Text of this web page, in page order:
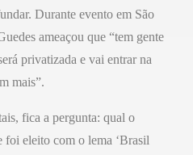
Durante evento em São
ameaçou que “tem gente
privatizada e vai entrar na
mais”.
fica a pergunta: qual o
eleito com o lema ‘Brasil